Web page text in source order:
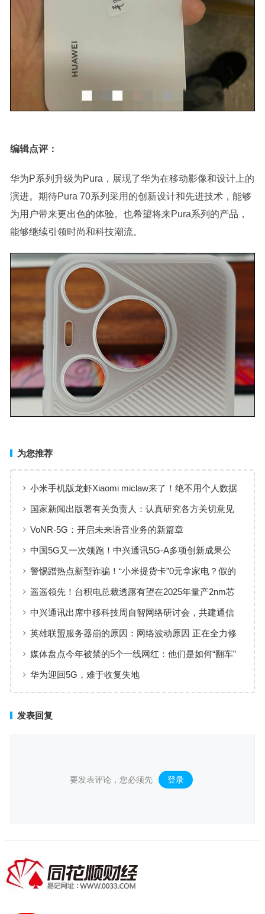
编辑点评：
华为P系列升级为Pura，展现了华为在移动影像和设计上的
演进。期待Pura 70系列采用的创新设计和先进技术，能够
为用户带来更出色的体验。也希望将来Pura系列的产品，
能够继续引领时尚和科技潮流。
为您推荐
小米手机版龙虾Xiaomi miclaw来了！绝不用个人数据
训练 小白也能快速部署
国家新闻出版署有关负责人：认真研究各方关切意见
进一步完善修改网游新规
VoNR-5G：开启未来语音业务的新篇章
中国5G又一次领跑！中兴通讯5G-A多项创新成果公
布，带来新发展
警惕蹭热点新型诈骗！“小米提货卡”0元拿家电？假的
遥遥领先！台积电总裁透露有望在2025年量产2nm芯
片
中兴通讯出席中移科技周自智网络研讨会，共建通信
领域大模型
英雄联盟服务器崩的原因：网络波动原因 正在全力修
复
媒体盘点今年被禁的5个一线网红：他们是如何“翻车”
的？
华为迎回5G，难于收复失地
发表回复
要发表评论，您必须先 登录 。